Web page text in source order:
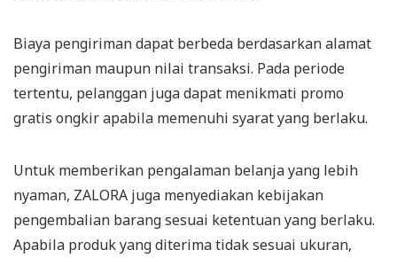
Biaya pengiriman dapat berbeda berdasarkan alamat
pengiriman maupun nilai transaksi. Pada periode
tertentu, pelanggan juga dapat menikmati promo
gratis ongkir apabila memenuhi syarat yang berlaku.
Untuk memberikan pengalaman belanja yang lebih
nyaman, ZALORA juga menyediakan kebijakan
pengembalian barang sesuai ketentuan yang berlaku.
Apabila produk yang diterima tidak sesuai ukuran,